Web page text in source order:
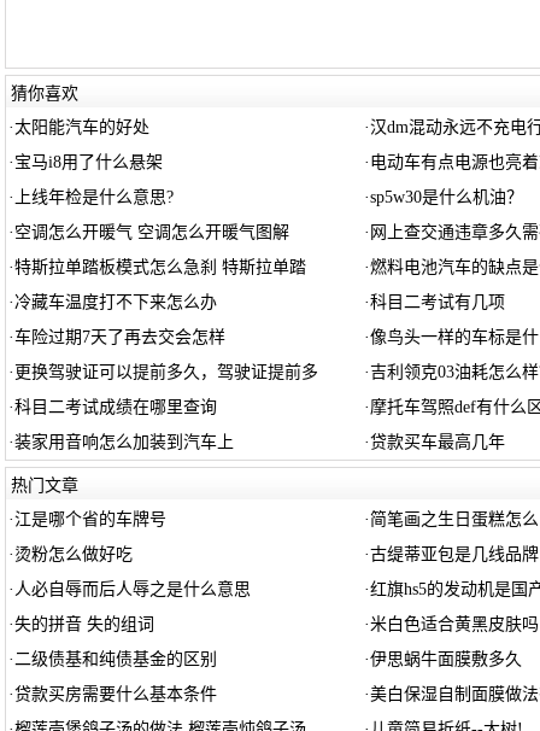
猜你喜欢
·太阳能汽车的好处 ·汉dm混动永远不充电
· 宝马i8用了什么悬架 · 电动车有点电源也亮
· 上线年检是什么意思? ·sp5w30是什么机油？
· 空调怎么开暖气 空调怎么开暖气图解 · 网上查交通违章多久
·特斯拉单踏板模式怎么急刹 特斯拉单踏 ·燃料电池汽车的缺点
· 冷藏车温度打不下来怎么办 ·科目二考试有几项
·车险过期7天了再去交会怎样 ·像鸟头一样的车标是
· 更换驾驶证可以提前多久，驾驶证提前多 ·吉利领克03油耗怎么样
·科目二考试成绩在哪里查询 · 摩托车驾照def有什么
·装家用音响怎么加装到汽车上 ·贷款买车最高几年
热门文章
·江是哪个省的车牌号 ·简笔画之生日蛋糕怎
· 烫粉怎么做好吃 ·古缇蒂亚包是几线品牌
· 人必自辱而后人辱之是什么意思 ·红旗hs5的发动机是国
·失的拼音 失的组词 ·米白色适合黄黑皮肤
·二级债基和纯债基金的区别 ·伊思蜗牛面膜敷多久
·贷款买房需要什么基本条件 ·美白保湿自制面膜做